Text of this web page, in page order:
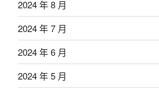
2024 年 8 月
2024 年 7 月
2024 年 6 月
2024 年 5 月